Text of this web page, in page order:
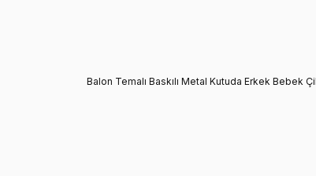
Balon Temalı Baskılı Metal Kutuda Erkek Bebek